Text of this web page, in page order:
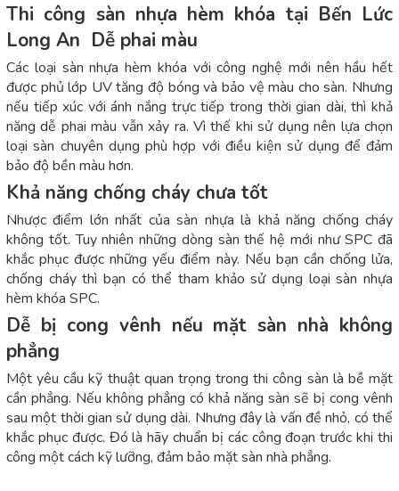
Thi công sàn nhựa hèm khóa tại Bến Lức
Long An Dễ phai màu
Các loại sàn nhựa hèm khóa với công nghệ mới nên hầu hết
được phủ lớp UV tăng độ bóng và bảo vệ màu cho sàn. Nhưng
nếu tiếp xúc với ánh nắng trực tiếp trong thời gian dài, thì khả
năng dễ phai màu vẫn xảy ra. Vì thế khi sử dụng nên lựa chọn
loại sàn chuyên dụng phù hợp với điều kiện sử dụng để đảm
bảo độ bền màu hơn.
Khả năng chống cháy chưa tốt
Nhược điểm lớn nhất của sàn nhựa là khả năng chống cháy
không tốt. Tuy nhiên những dòng sàn thế hệ mới như SPC đã
khắc phục được những yếu điểm này. Nếu bạn cần chống lửa,
chống cháy thì bạn có thể tham khảo sử dụng loại sàn nhựa
hèm khóa SPC.
Dễ bị cong vênh nếu mặt sàn nhà không
phẳng
Một yêu cầu kỹ thuật quan trọng trong thi công sàn là bề mặt
cần phẳng. Nếu không phẳng có khả năng sàn sẽ bị cong vênh
sau một thời gian sử dụng dài. Nhưng đây là vấn đề nhỏ, có thể
khắc phục được. Đó là hãy chuẩn bị các công đoạn trước khi thi
công một cách kỹ lưỡng, đảm bảo mặt sàn nhà phẳng.